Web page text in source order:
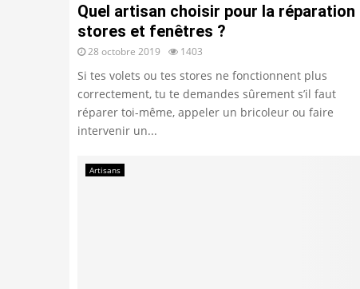
Quel artisan choisir pour la réparation
stores et fenêtres ?
28 octobre 2019 1403
Si tes volets ou tes stores ne fonctionnent plus
correctement, tu te demandes sûrement s’il faut
réparer toi-même, appeler un bricoleur ou faire
intervenir un...
Artisans